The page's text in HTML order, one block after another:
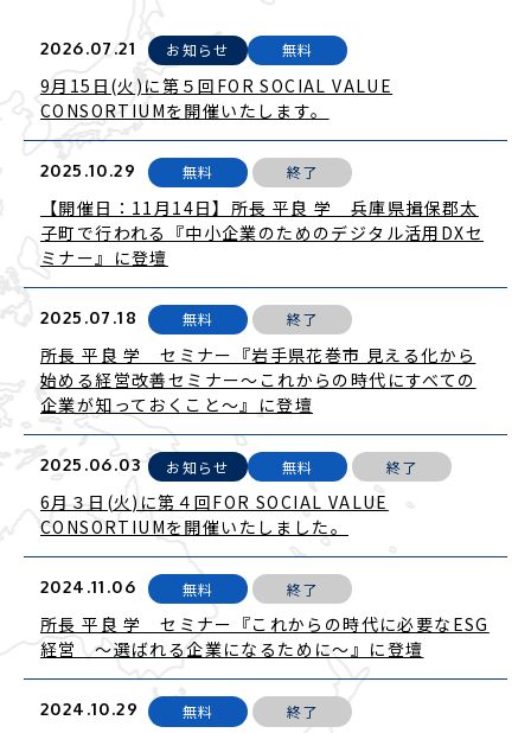
2026.07.21 お知らせ 無料
9月15日(火)に第５回FOR SOCIAL VALUE
CONSORTIUMを開催いたします。
2025.10.29 無料 終了
【開催日：11月14日】所長 平良 学 兵庫県揖保郡太
子町で行われる『中小企業のためのデジタル活用DXセ
ミナー』に登壇
2025.07.18 無料 終了
所長 平良 学 セミナー『岩手県花巻市 見える化から
始める経営改善セミナー～これからの時代にすべての
企業が知っておくこと～』に登壇
2025.06.03 お知らせ 無料 終了
6月３日(火)に第４回FOR SOCIAL VALUE
CONSORTIUMを開催いたしました。
2024.11.06 無料 終了
所長 平良 学 セミナー『これからの時代に必要なESG
経営 ～選ばれる企業になるために～』に登壇
2024.10.29 無料 終了